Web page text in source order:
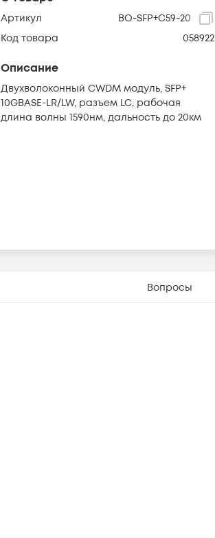
Артикул
BO-SFP+C59-20
Код товара
058922
Описание
Двухволоконный CWDM модуль, SFP+
10GBASE-LR/LW, разъем LC, рабочая
длина волны 1590нм, дальность до 20км
Вопросы